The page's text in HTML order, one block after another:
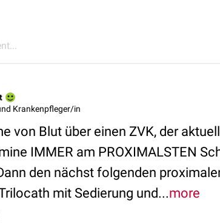
Krankenpfleger/in
von Blut über einen ZVK, der
IMMER am PROXIMALSTEN
den nächst folgenden
mit Sedierung und...more